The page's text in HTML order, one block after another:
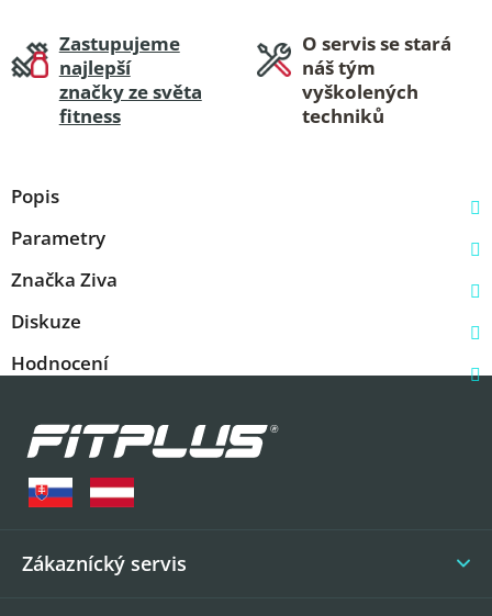
Zastupujeme
najlepší
značky ze světa
fitness
O servis se stará
náš tým
vyškolených
techniků
Popis
Parametry
Značka Ziva
Diskuze
Hodnocení
Zákaznícký servis